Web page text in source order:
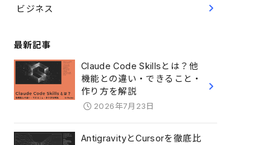
ビジネス
最新記事
Claude Code Skillsとは？他
機能との違い・できること・
作り方を解説
2026年7月23日
AntigravityとCursorを徹底比